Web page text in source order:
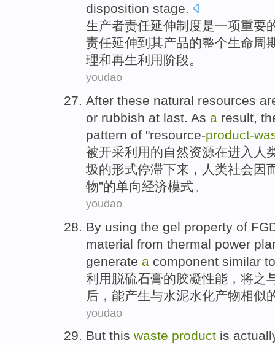
disposition stage.
生产者责任延伸制度是一项重要
责任延伸到 其产品的整个生命周
理和再生利用 阶段。
youdao
After these natural resources
or rubbish at last. As a result,
pattern of "resource-product-
被开采利用的自然资源在进入 人
圾的形式停滞下来，人类社会因
物”的单向经济模式。
youdao
By using the gel property of
material from thermal power
generate a component similar
利用脱硫石膏的胶凝性能 ，将之
后， 能产生与水泥水化产物相似
youdao
But this waste product is